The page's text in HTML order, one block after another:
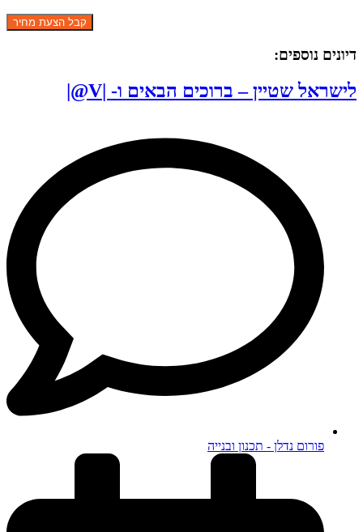
דיונים נוספים:
לישראל שטיין – ברוכים הבאים ו- |V@|
פורום נדלן - תכנון ובנייה